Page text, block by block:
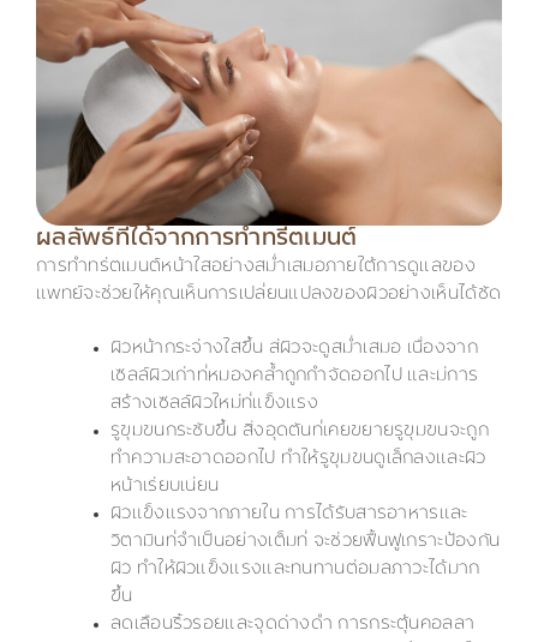
ผลลัพธ์ที่ได้จากการทำทรีตเมนต์
การทำทรีตเมนต์หน้าใสอย่างสม่ำเสมอภายใต้การดูแลของ
แพทย์จะช่วยให้คุณเห็นการเปลี่ยนแปลงของผิวอย่างเห็นได้ชัด
ผิวหน้ากระจ่างใสขึ้น สีผิวจะดูสม่ำเสมอ เนื่องจาก
เซลล์ผิวเก่าที่หมองคล้ำถูกกำจัดออกไป และมีการ
สร้างเซลล์ผิวใหม่ที่แข็งแรง
รูขุมขนกระชับขึ้น สิ่งอุดตันที่เคยขยายรูขุมขนจะถูก
ทำความสะอาดออกไป ทำให้รูขุมขนดูเล็กลงและผิว
หน้าเรียบเนียน
ผิวแข็งแรงจากภายใน การได้รับสารอาหารและ
วิตามินที่จำเป็นอย่างเต็มที่ จะช่วยฟื้นฟูเกราะป้องกัน
ผิว ทำให้ผิวแข็งแรงและทนทานต่อมลภาวะได้มาก
ขึ้น
ลดเลือนริ้วรอยและจุดด่างดำ การกระตุ้นคอลลา